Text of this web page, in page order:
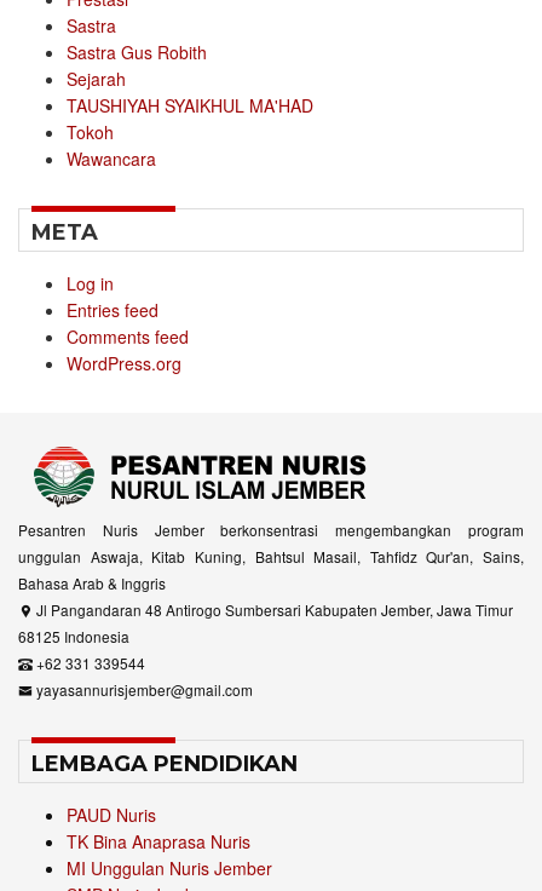
Sastra
Sastra Gus Robith
Sejarah
TAUSHIYAH SYAIKHUL MA'HAD
Tokoh
Wawancara
META
Log in
Entries feed
Comments feed
WordPress.org
Pesantren Nuris Jember berkonsentrasi mengembangkan program
unggulan Aswaja, Kitab Kuning, Bahtsul Masail, Tahfidz Qur'an, Sains,
Bahasa Arab & Inggris
Jl Pangandaran 48 Antirogo Sumbersari Kabupaten Jember, Jawa Timur
68125 Indonesia
+62 331 339544
yayasannurisjember@gmail.com
LEMBAGA PENDIDIKAN
PAUD Nuris
TK Bina Anaprasa Nuris
MI Unggulan Nuris Jember